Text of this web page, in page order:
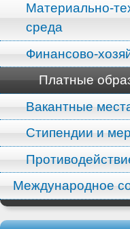
Материально-
среда
Финансово-
Платные
Вакантные
Стипендии и
Международное